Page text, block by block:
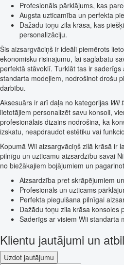
Profesionāls pārklājums, kas
Augsta uzticamība un perfekta
Dažādu toņu zila krāsa, kas
personalizāciju.
Šis aizsargvāciņš ir ideāli piemērots
ekonomisku risinājumu, lai saglabātu
perfektā stāvoklī. Turklāt tas ir saderīgs
standarta modeļiem, nodrošinot drošu
darbību.
Aksesuārs ir arī daļa no kategorijas Wii
lietotājiem personalizēt savu konsoli,
profesionālais dizains nodrošina, ka
izskatu, neapdraudot estētiku vai
Kopumā Wii aizsargvāciņš zilā krāsā ir
pilnīgu un uzticamu aizsardzību savai
no biežākajiem bojājumiem un
Aizsardzība pret skrāpējumiem
Profesionāls un uzticams
Perfekta piegulšana pilnīgai
Dažādu toņu zila krāsa konsoles
Saderīgs ar visiem Wii standarta
Klientu jautājumi un
Uzdot jautājumu